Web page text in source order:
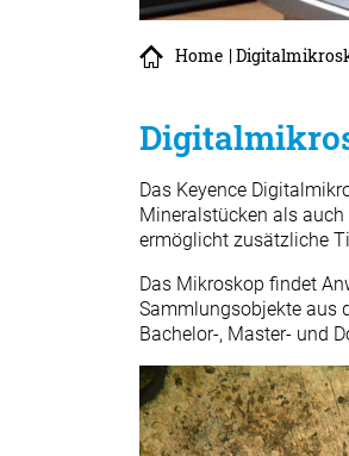
Home |
Das Keyence
Mineralstücken als
ermöglicht zusätzliche
Das Mikroskop findet
Sammlungsobjekte aus
Bachelor-, Master- und